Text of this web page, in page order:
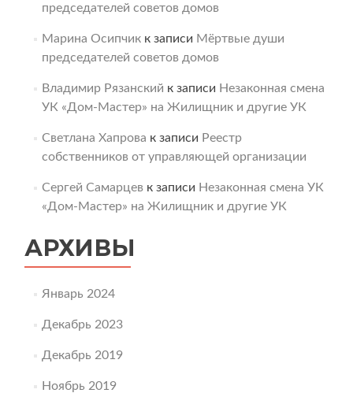
председателей советов домов
Марина Осипчикк записи Мёртвые души
председателей советов домов
Владимир Рязанский к записи Незаконная смена
УК «Дом-Мастер» на Жилищник и другие УК
Светлана Хапрова к записи Реестр
собственников от управляющей организации
Сергей Самарцевк записи Незаконная смена УК
«Дом-Мастер» на Жилищник и другие УК
АРХИВЫ
Январь 2024
Декабрь 2023
Декабрь 2019
Ноябрь 2019